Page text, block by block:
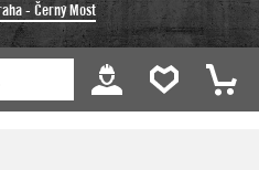
- Černý Most